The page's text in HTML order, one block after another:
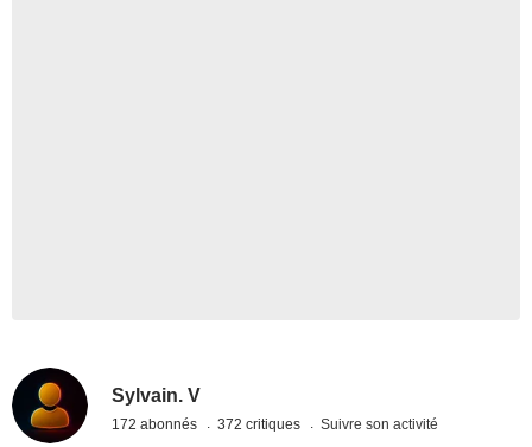
Sylvain. V
172 abonnés 372 critiques Suivre son activité